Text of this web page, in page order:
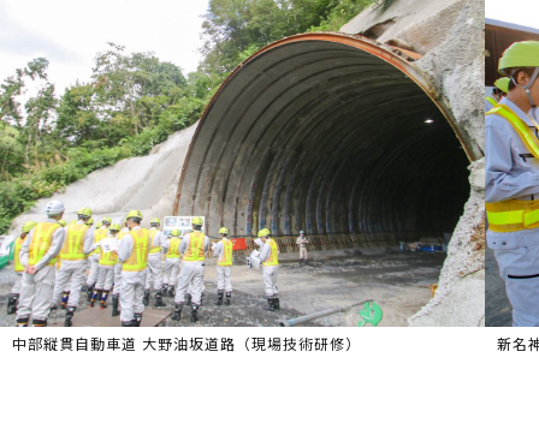
中部縦貫自動車道 大野油坂道路（現場技術研修） 新名